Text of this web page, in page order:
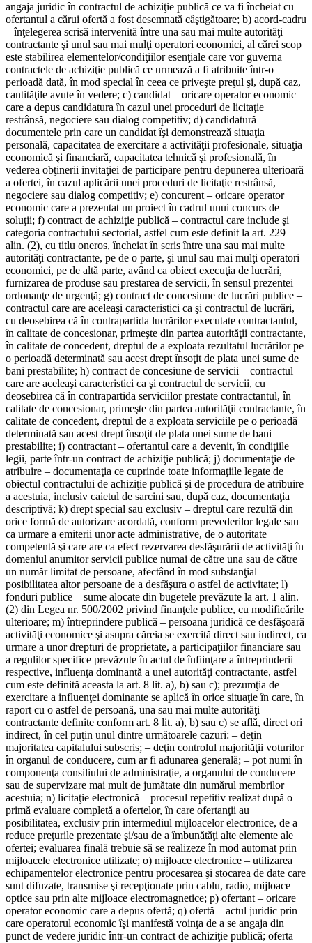
angaja juridic în contractul de achiziţie publică ce va fi încheiat cu
ofertantul a cărui ofertă a fost desemnată câştigătoare; b) acord-cadru
– înţelegerea scrisă intervenită între una sau mai multe autorităţi
contractante şi unul sau mai mulţi operatori economici, al cărei scop
este stabilirea elementelor/condiţiilor esenţiale care vor guverna
contractele de achiziţie publică ce urmează a fi atribuite într-o
perioadă dată, în mod special în ceea ce priveşte preţul şi, după caz,
cantităţile avute în vedere; c) candidat – oricare operator economic
care a depus candidatura în cazul unei proceduri de licitaţie
restrânsă, negociere sau dialog competitiv; d) candidatură –
documentele prin care un candidat îşi demonstrează situaţia
personală, capacitatea de exercitare a activităţii profesionale, situaţia
economică şi financiară, capacitatea tehnică şi profesională, în
vederea obţinerii invitaţiei de participare pentru depunerea ulterioară
a ofertei, în cazul aplicării unei proceduri de licitaţie restrânsă,
negociere sau dialog competitiv; e) concurent – oricare operator
economic care a prezentat un proiect în cadrul unui concurs de
soluţii; f) contract de achiziţie publică – contractul care include şi
categoria contractului sectorial, astfel cum este definit la art. 229
alin. (2), cu titlu oneros, încheiat în scris între una sau mai multe
autorităţi contractante, pe de o parte, şi unul sau mai mulţi operatori
economici, pe de altă parte, având ca obiect execuţia de lucrări,
furnizarea de produse sau prestarea de servicii, în sensul prezentei
ordonanţe de urgenţă; g) contract de concesiune de lucrări publice –
contractul care are aceleaşi caracteristici ca şi contractul de lucrări,
cu deosebirea că în contrapartida lucrărilor executate contractantul,
în calitate de concesionar, primeşte din partea autorităţii contractante,
în calitate de concedent, dreptul de a exploata rezultatul lucrărilor pe
o perioadă determinată sau acest drept însoţit de plata unei sume de
bani prestabilite; h) contract de concesiune de servicii – contractul
care are aceleaşi caracteristici ca şi contractul de servicii, cu
deosebirea că în contrapartida serviciilor prestate contractantul, în
calitate de concesionar, primeşte din partea autorităţii contractante, în
calitate de concedent, dreptul de a exploata serviciile pe o perioadă
determinată sau acest drept însoţit de plata unei sume de bani
prestabilite; i) contractant – ofertantul care a devenit, în condiţiile
legii, parte într-un contract de achiziţie publică; j) documentaţie de
atribuire – documentaţia ce cuprinde toate informaţiile legate de
obiectul contractului de achiziţie publică şi de procedura de atribuire
a acestuia, inclusiv caietul de sarcini sau, după caz, documentaţia
descriptivă; k) drept special sau exclusiv – dreptul care rezultă din
orice formă de autorizare acordată, conform prevederilor legale sau
ca urmare a emiterii unor acte administrative, de o autoritate
competentă şi care are ca efect rezervarea desfăşurării de activităţi în
domeniul anumitor servicii publice numai de către una sau de către
un număr limitat de persoane, afectând în mod substanţial
posibilitatea altor persoane de a desfăşura o astfel de activitate; l)
fonduri publice – sume alocate din bugetele prevăzute la art. 1 alin.
(2) din Legea nr. 500/2002 privind finanţele publice, cu modificările
ulterioare; m) întreprindere publică – persoana juridică ce desfăşoară
activităţi economice şi asupra căreia se exercită direct sau indirect, ca
urmare a unor drepturi de proprietate, a participaţiilor financiare sau
a regulilor specifice prevăzute în actul de înfiinţare a întreprinderii
respective, influenţa dominantă a unei autorităţi contractante, astfel
cum este definită aceasta la art. 8 lit. a), b) sau c); prezumţia de
exercitare a influenţei dominante se aplică în orice situaţie în care, în
raport cu o astfel de persoană, una sau mai multe autorităţi
contractante definite conform art. 8 lit. a), b) sau c) se află, direct ori
indirect, în cel puţin unul dintre următoarele cazuri: – deţin
majoritatea capitalului subscris; – deţin controlul majorităţii voturilor
în organul de conducere, cum ar fi adunarea generală; – pot numi în
componenţa consiliului de administraţie, a organului de conducere
sau de supervizare mai mult de jumătate din numărul membrilor
acestuia; n) licitaţie electronică – procesul repetitiv realizat după o
primă evaluare completă a ofertelor, în care ofertanţii au
posibilitatea, exclusiv prin intermediul mijloacelor electronice, de a
reduce preţurile prezentate şi/sau de a îmbunătăţi alte elemente ale
ofertei; evaluarea finală trebuie să se realizeze în mod automat prin
mijloacele electronice utilizate; o) mijloace electronice – utilizarea
echipamentelor electronice pentru procesarea şi stocarea de date care
sunt difuzate, transmise şi recepţionate prin cablu, radio, mijloace
optice sau prin alte mijloace electromagnetice; p) ofertant – oricare
operator economic care a depus ofertă; q) ofertă – actul juridic prin
care operatorul economic îşi manifestă voinţa de a se angaja din
punct de vedere juridic într-un contract de achiziţie publică; oferta